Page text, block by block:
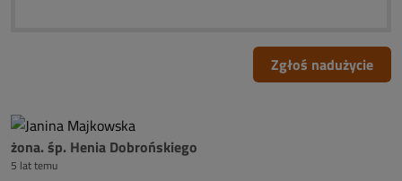
Zgłoś nadużycie
żona. śp. Henia Dobrońskiego
5 lat temu